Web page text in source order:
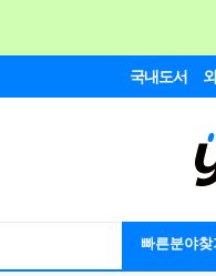
국내도서
빠른분야찾